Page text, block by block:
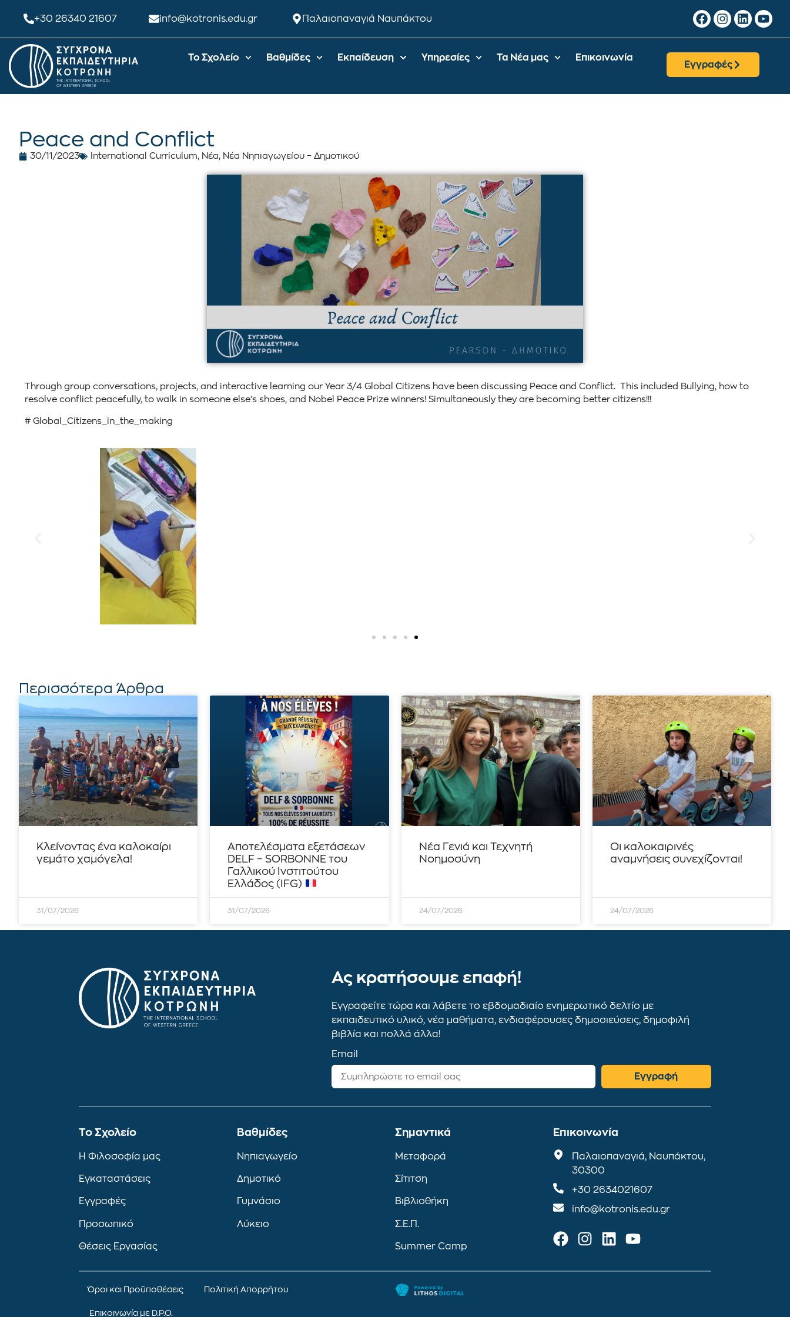
+30 26340 21607 info@kotronis.edu.gr Παλαιοπαναγιά Ναυπάκτου
Το Σχολείο Βαθμίδες Εκπαίδευση Υπηρεσίες Τα Νέα μας Επικοινωνία
Εγγραφές
Peace and Conflict
30/11/2023 International Curriculum, Νέα, Νέα Νηπιαγωγείου – Δημοτικού
Through group conversations, projects, and interactive learning our Year 3/4 Global Citizens have been discussing Peace and Conflict. This included Bullying, how to
resolve conflict peacefully, to walk in someone else’s shoes, and Nobel Peace Prize winners! Simultaneously they are becoming better citizens!!!
# Global_Citizens_in_the_making
Περισσότερα Άρθρα
Κλείνοντας ένα καλοκαίρι
γεμάτο χαμόγελα!
31/07/2026
Αποτελέσματα εξετάσεων
DELF – SORBONNE του
Γαλλικού Ινστιτούτου
Ελλάδος (IFG)
31/07/2026
Νέα Γενιά και Τεχνητή
Νοημοσύνη
24/07/2026
Οι καλοκαιρινές
αναμνήσεις συνεχίζονται!
24/07/2026
Ας κρατήσουμε επαφή!
Εγγραφείτε τώρα και λάβετε το εβδομαδιαίο ενημερωτικό δελτίο με
εκπαιδευτικό υλικό, νέα μαθήματα, ενδιαφέρουσες δημοσιεύσεις, δημοφιλή
βιβλία και πολλά άλλα!
Email
Εγγραφή
To Σχολείο
Η Φιλοσοφία μας
Εγκαταστάσεις
Εγγραφές
Προσωπικό
Θέσεις Εργασίας
Βαθμίδες
Νηπιαγωγείο
Δημοτικό
Γυμνάσιο
Λύκειο
Σημαντικά
Μεταφορά
Σίτιτση
Βιβλιοθήκη
Σ.Ε.Π.
Summer Camp
Επικοινωνία
Παλαιοπαναγιά, Ναυπάκτου,
30300
+30 2634021607
info@kotronis.edu.gr
Όροι και Προϋποθέσεις Πολιτική Απορρήτου
Επικοινωνία με D.P.O.